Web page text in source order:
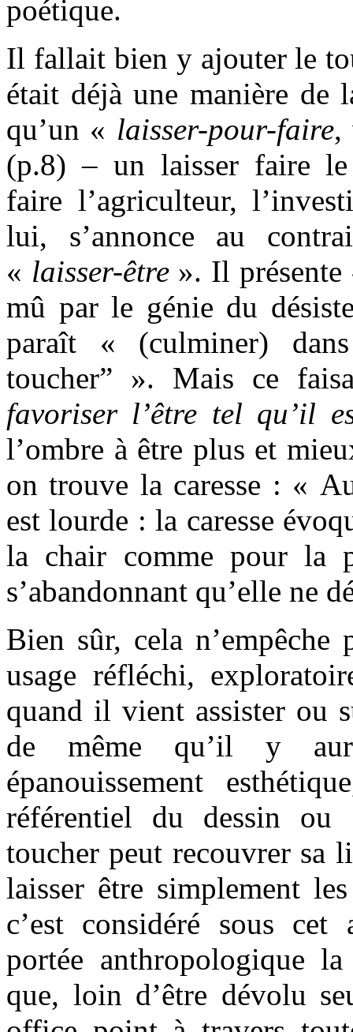
poétique.
Il fallait bien y ajouter le
était déjà une manière de
qu’un « laisser-pour-faire,
(p.8) – un laisser faire le
faire l’agriculteur,
lui, s’annonce au
« laisser-être». Il présente
mû par le génie du
paraît « (culminer)
toucher” ». Mais ce
favoriser l’être tel qu’il
l’ombre à être plus et
on trouve la caresse : «
est lourde : la caresse
la chair comme pour la
s’abandonnant qu’elle ne
Bien sûr, cela
usage réfléchi,
quand il vient assister ou
de même qu’il y
épanouissement
référentiel du dessin
toucher peut recouvrer sa
laisser être simplement
c’est considéré sous
portée anthropologique
que, loin d’être dévolu